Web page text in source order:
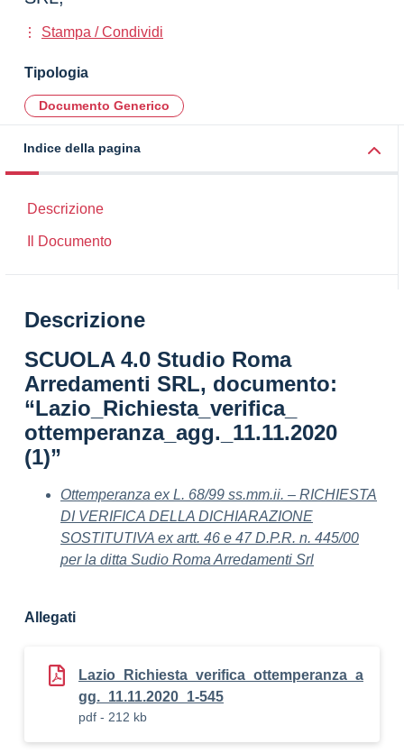
Stampa / Condividi
Tipologia
Documento Generico
Indice della pagina
Descrizione
Il Documento
Descrizione
SCUOLA 4.0 Studio Roma
Arredamenti SRL, documento:
“Lazio_Richiesta_verifica_
ottemperanza_agg._11.11.2020
(1)”
Ottemperanza ex L. 68/99 ss.mm.ii. – RICHIESTA
DI VERIFICA DELLA DICHIARAZIONE
SOSTITUTIVA ex artt. 46 e 47 D.P.R. n. 445/00
per la ditta Sudio Roma Arredamenti Srl
Allegati
Lazio_Richiesta_verifica_ottemperanza_a
gg._11.11.2020_1-545
pdf - 212 kb